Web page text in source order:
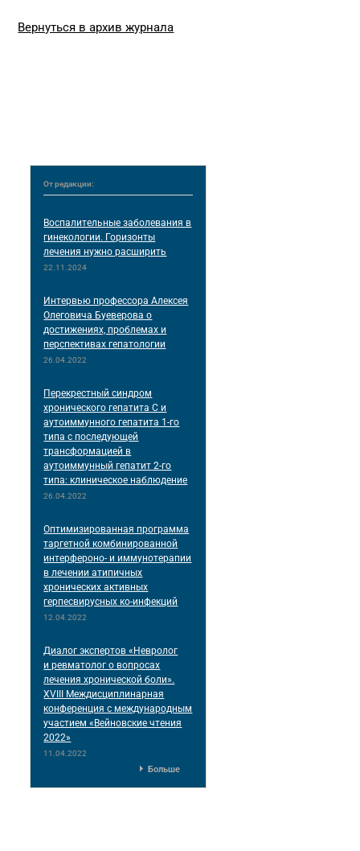
Вернуться в архив журнала
От редакции:
Воспалительные заболевания в
гинекологии. Горизонты
лечения нужно расширить
22.11.2024
Интервью профессора Алексея
Олеговича Буеверова о
достижениях, проблемах и
перспективах гепатологии
26.04.2022
Перекрестный синдром
хронического гепатита С и
аутоиммунного гепатита 1-го
типа с последующей
трансформацией в
аутоиммунный гепатит 2-го
типа: клиническое наблюдение
26.04.2022
Оптимизированная программа
таргетной комбинированной
интерфероно- и иммунотерапии
в лечении атипичных
хронических активных
герпесвирусных ко-инфекций
12.04.2022
Диалог экспертов «Невролог
и ревматолог о вопросах
лечения хронической боли».
XVIII Междисциплинарная
конференция c международным
участием «Вейновские чтения
2022»
11.04.2022
Больше